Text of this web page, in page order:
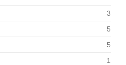
3
5
5
1